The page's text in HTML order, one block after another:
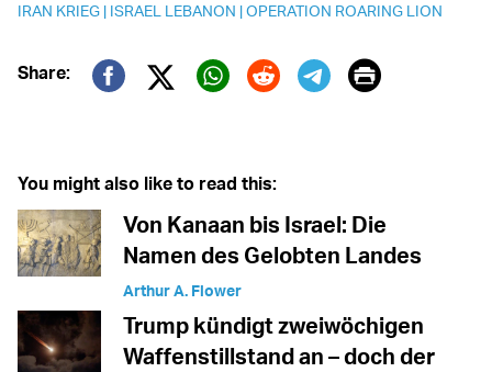
IRAN KRIEG | ISRAEL LEBANON |OPERATION ROARING LION
Share:
Twitter (X)
Print
You might also like to read this:
Von Kanaan bis Israel: Die
Namen des Gelobten Landes
Arthur A. Flower
Trump kündigt zweiwöchigen
Waffenstillstand an – doch der